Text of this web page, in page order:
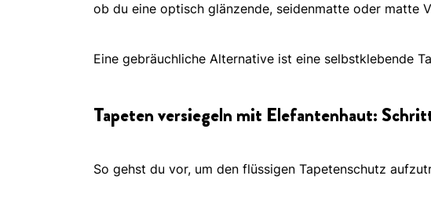
ob du eine optisch glänzende, seidenmatte oder matte
Eine gebräuchliche Alternative ist eine selbstklebende
Tapeten versiegeln mit Elefantenhaut:
So gehst du vor, um den flüssigen Tapetenschutz